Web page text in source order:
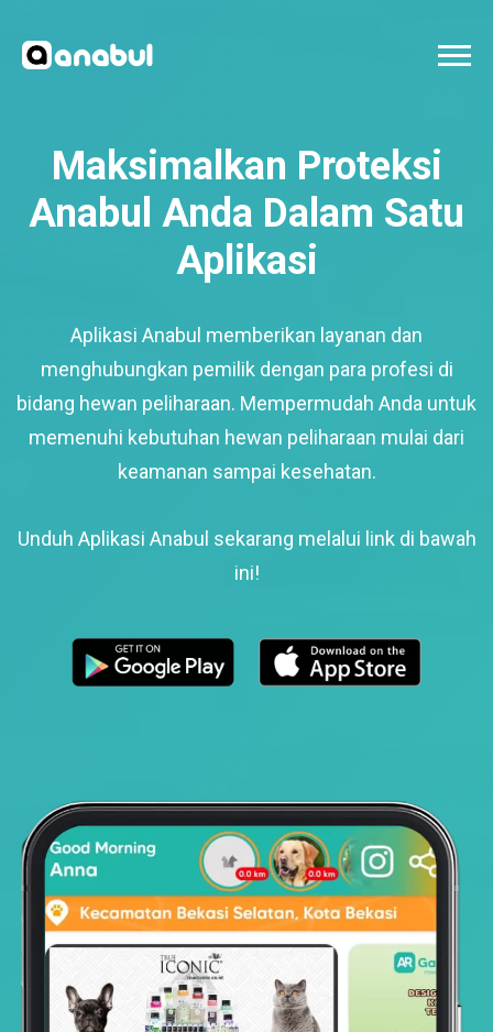
Maksimalkan Proteksi
Anabul Anda Dalam Satu
Aplikasi
Aplikasi Anabul memberikan layanan dan
menghubungkan pemilik dengan para profesi di
bidang hewan peliharaan. Mempermudah Anda untuk
memenuhi kebutuhan hewan peliharaan mulai dari
keamanan sampai kesehatan.
Unduh Aplikasi Anabul sekarang melalui link di bawah
ini!